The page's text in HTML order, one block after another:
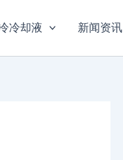
冷却液 新闻资讯